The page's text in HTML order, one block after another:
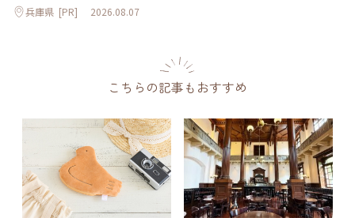
兵庫県 [PR] 2026.08.07
こちらの記事もおすすめ